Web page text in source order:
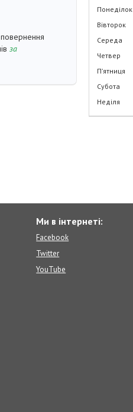
повернення
за
Понеділок
Вівторок
Середа
Четвер
Пʼятниця
Субота
Неділя
Ми в інтернеті:
Facebook
Twitter
YouTube